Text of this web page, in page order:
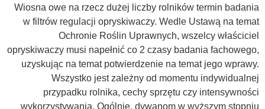
Wiosna owe na rzecz dużej liczby rolników termin badania
w filtrów regulacji opryskiwaczy. Wedle Ustawą na temat
Ochronie Roślin Uprawnych, wszelcy właściciel
opryskiwaczy musi napełnić co 2 czasy badania fachowego,
uzyskując na temat potwierdzenie na temat jego wprawy.
Wszystko jest zależny od momentu indywidualnej
przypadku rolnika, cechy sprzętu czy intensywności
wykorzystywania. Ogólnie, dywanom w wyższym stopniu